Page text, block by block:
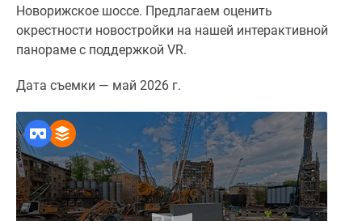
карте
Ипотечный
калькулятор
Семейная
ипотека
Военная
ипотека
Банки
программы
Медиа
Новорижское шоссе. Предлагаем оценить
окрестности новостройки на нашей интерактивной
панораме с поддержкой VR.
Дата съемки — май 2026 г.